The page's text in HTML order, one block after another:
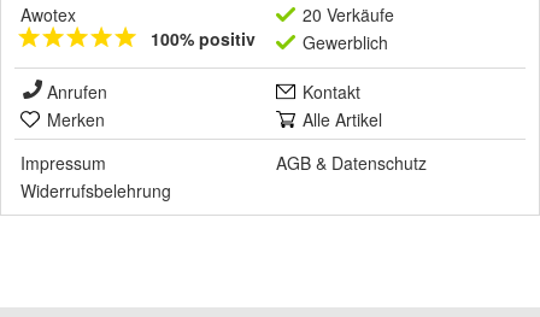
Awotex
100% positiv
20 Verkäufe
Gewerblich
Anrufen
Kontakt
Merken
Alle Artikel
Impressum
AGB & Datenschutz
Widerrufsbelehrung